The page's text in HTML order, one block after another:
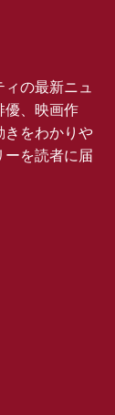
の最新ニュ
優、映画作
きをわかりや
を読者に届